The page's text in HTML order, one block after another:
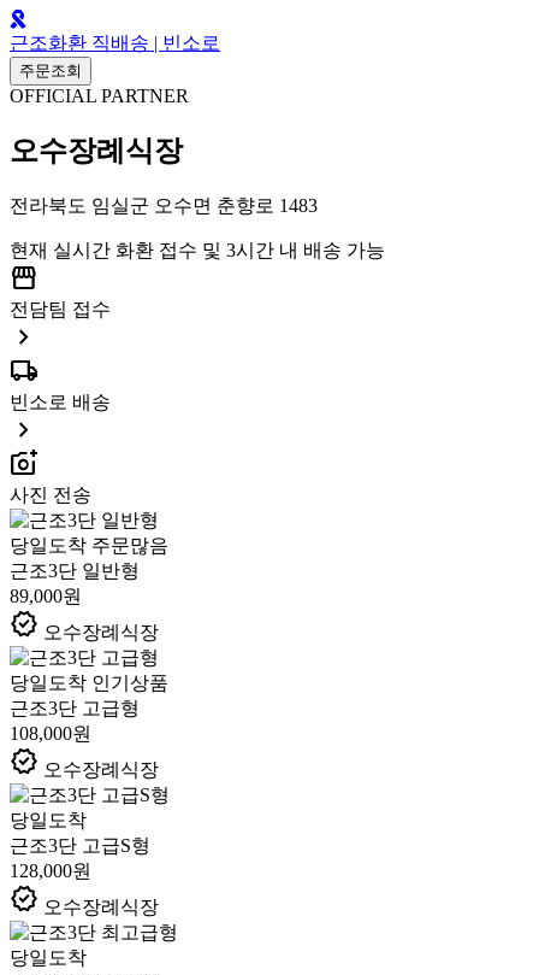
근조화환 직배송 | 빈소로
주문조회
OFFICIAL PARTNER
오수장례식장
전라북도 임실군 오수면 춘향로 1483
현재 실시간 화환 접수 및 3시간 내 배송 가능
storefront
전담팀 접수
chevron_right
local_shipping
빈소로 배송
chevron_right
add_a_photo
사진 전송
당일도착 주문많음
근조3단 일반형
89,000원
verified 오수장례식장
당일도착 인기상품
근조3단 고급형
108,000원
verified 오수장례식장
당일도착
근조3단 고급S형
128,000원
verified 오수장례식장
당일도착